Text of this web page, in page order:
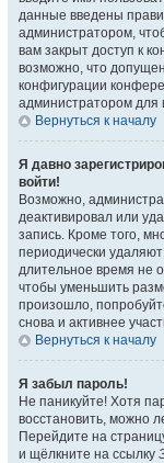
данные введены
администратором,
вам закрыт доступ к
возможно, что
конфигурации
администратором для
Вернуться к началу
Я давно
войти!
Возможно,
деактивировал или
запись. Кроме того,
периодически
длительное время не
чтобы уменьшить
произошло,
снова и активнее
Вернуться к началу
Я забыл пароль!
Не паникуйте! Хотя
восстановить, можно
Перейдите на
и щёлкните на ссылку